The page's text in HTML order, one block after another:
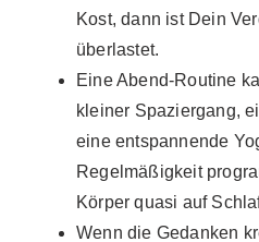
Kost, dann ist Dein
überlastet.
Eine Abend-Routine
kleiner Spaziergang,
eine entspannende
Regelmäßigkeit
Körper quasi auf
Wenn die Gedanken